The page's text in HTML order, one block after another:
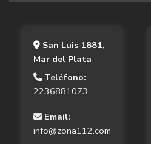
San Luis 1881,
Mar del Plata
Teléfono:
2236881073
Email:
info@zona112.com